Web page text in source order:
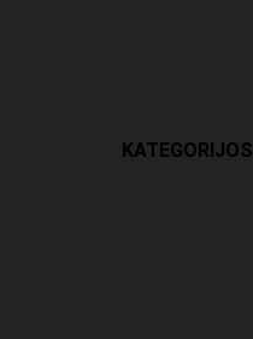
KATEGORIJOS